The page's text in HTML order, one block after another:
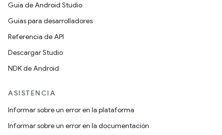
Guía de Android Studio
Guías para desarrolladores
Referencia de API
Descargar Studio
NDK de Android
ASISTENCIA
Informar sobre un error en la plataforma
Informar sobre un error en la documentación